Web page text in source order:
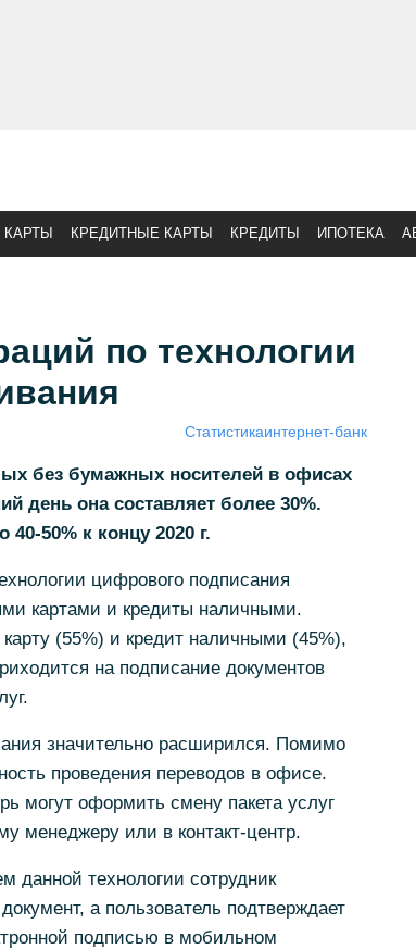
КРЕДИТНЫЕ КАРТЫ КРЕДИТЫ ИПОТЕКА
по технологии
Статистикаинтернет-банк
без бумажных носителей в офисах
день она составляет более 30%.
40-50%к концу 2020 г.
цифрового подписания
картами и кредиты наличными.
(55%) и кредит наличными (45%),
на подписание документов
значительно расширился. Помимо
проведения переводов в офисе.
могут оформить смену пакета услуг
менеджеру или в контакт-центр.
данной технологии сотрудник
а пользователь подтверждает
подписью в мобильном